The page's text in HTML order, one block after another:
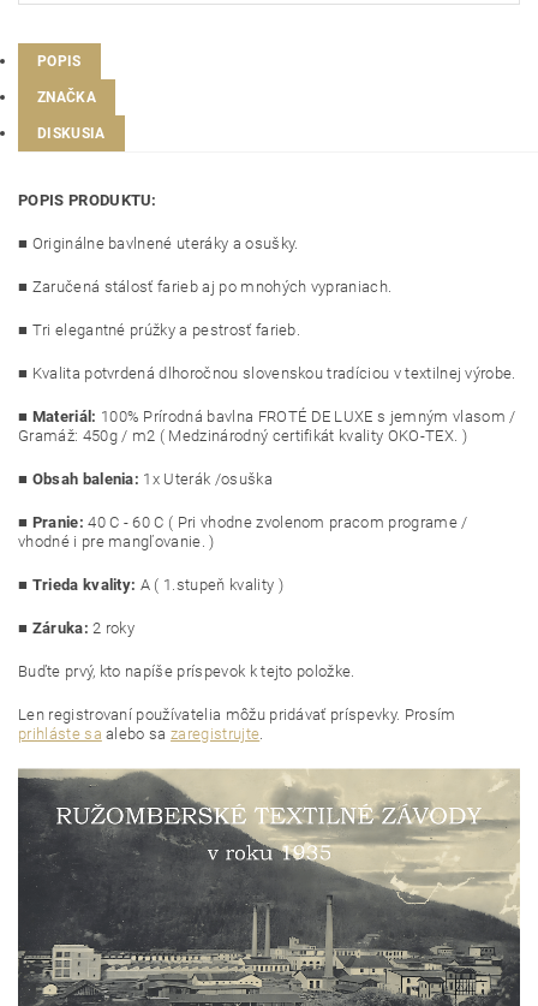
POPIS
ZNAČKA
DISKUSIA
POPIS PRODUKTU:
■ Originálne bavlnené uteráky a osušky.
■ Zaručená stálosť farieb aj po mnohých vypraniach.
■ Tri elegantné prúžky a pestrosť farieb.
■ Kvalita potvrdená dlhoročnou slovenskou tradíciou v textilnej výrobe.
■ Materiál: 100% Prírodná bavlna FROTÉ DE LUXE s jemným vlasom /
Gramáž: 450g / m2 ( Medzinárodný certifikát kvality OKO-TEX. )
■ Obsah balenia: 1x Uterák /osuška
■ Pranie: 40 C - 60 C ( Pri vhodne zvolenom pracom programe /
vhodné i pre mangľovanie. )
■ Trieda kvality: A ( 1.stupeň kvality )
■ Záruka: 2 roky
Buďte prvý, kto napíše príspevok k tejto položke.
Len registrovaní používatelia môžu pridávať príspevky. Prosím
prihláste sa alebo sazaregistrujte.